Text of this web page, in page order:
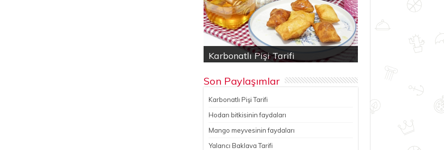
Karbonatlı Pişi Tarifi
Hodan bitkisinin faydaları
Yalancı Baklava Tarifi
Gökçesu Pilavı Tarifi
Nohutlu kereviz yemeği
Son Paylaşımlar
Karbonatlı Pişi Tarifi
Hodan bitkisinin faydaları
Mango meyvesinin faydaları
Yalancı Baklava Tarifi